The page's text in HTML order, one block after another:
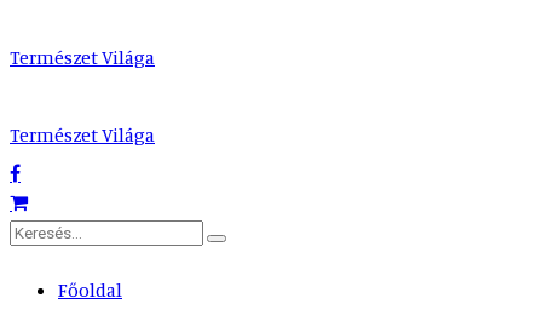
Természet Világa
Természet Világa
Főoldal